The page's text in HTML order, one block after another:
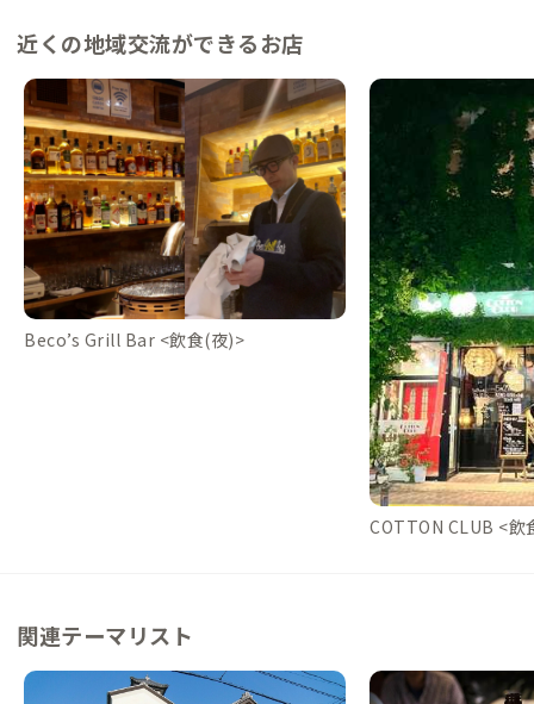
近くの地域交流ができるお店
Beco’s Grill Bar <飲食(夜)>
COTTON CLUB <飲
関連テーマリスト